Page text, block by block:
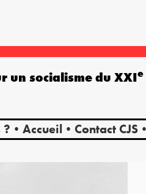
? Accueil Contact CJS
un socialisme du XXIe